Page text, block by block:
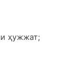
ҳужжат;